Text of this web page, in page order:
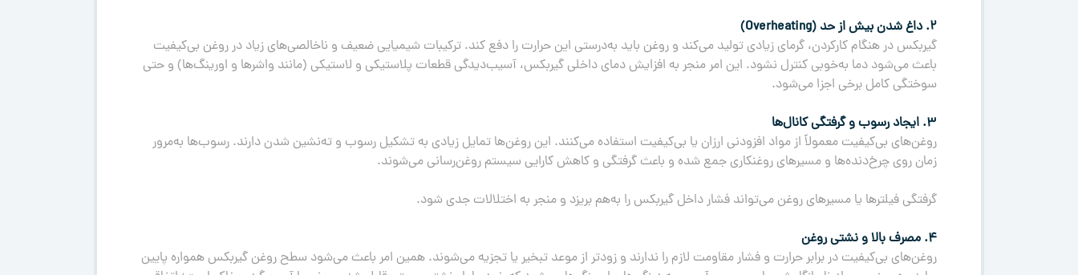
۲. داغ شدن بیش از حد (Overheating)
گیربکس در هنگام کارکردن، گرمای زیادی تولید می‌کند و روغن باید به‌درستی این حرارت را دفع کند. ترکیبات شیمیایی ضعیف و ناخالصی‌های زیاد در روغن بی‌کیفیت
باعث می‌شود دما به‌خوبی کنترل نشود. این امر منجر به افزایش دمای داخلی گیربکس، آسیب‌دیدگی قطعات پلاستیکی و لاستیکی (مانند واشرها و اورینگ‌ها) و حتی
سوختگی کامل برخی اجزا می‌شود.
۳. ایجاد رسوب و گرفتگی کانال‌ها
روغن‌های بی‌کیفیت معمولاً از مواد افزودنی ارزان یا بی‌کیفیت استفاده می‌کنند. این روغن‌ها تمایل زیادی به تشکیل رسوب و ته‌نشین شدن دارند. رسوب‌ها به‌مرور
زمان روی چرخ‌دنده‌ها و مسیرهای روغنکاری جمع شده و باعث گرفتگی و کاهش کارایی سیستم روغن‌رسانی می‌شوند.
گرفتگی فیلترها یا مسیرهای روغن می‌تواند فشار داخل گیربکس را به‌هم بریزد و منجر به اختلالات جدی شود.
۴. مصرف بالا و نشتی روغن
روغن‌های بی‌کیفیت در برابر حرارت و فشار مقاومت لازم را ندارند و زودتر از موعد تبخیر یا تجزیه می‌شوند. همین امر باعث می‌شود سطح روغن گیربکس همواره پایین